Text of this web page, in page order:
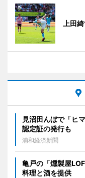
上田
見沼田んぼで「ヒ
認定証の発行も
浦和経済新聞
亀戸の「燻製屋
料理と酒を提供